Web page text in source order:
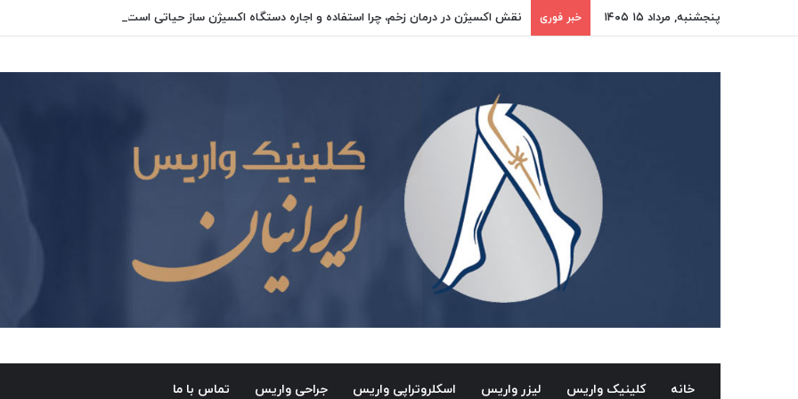
پنجشنبه, مرداد ۱۵ ۱۴۰۵ خبر فوری نقش اکسیژن در درمان زخم، چرا استفاده و اجاره دستگاه اکسیژن‌ ساز حیاتی است؟
خانه کلینیک واریس لیزر واریس اسکلروتراپی واریس جراحی واریس تماس با ما